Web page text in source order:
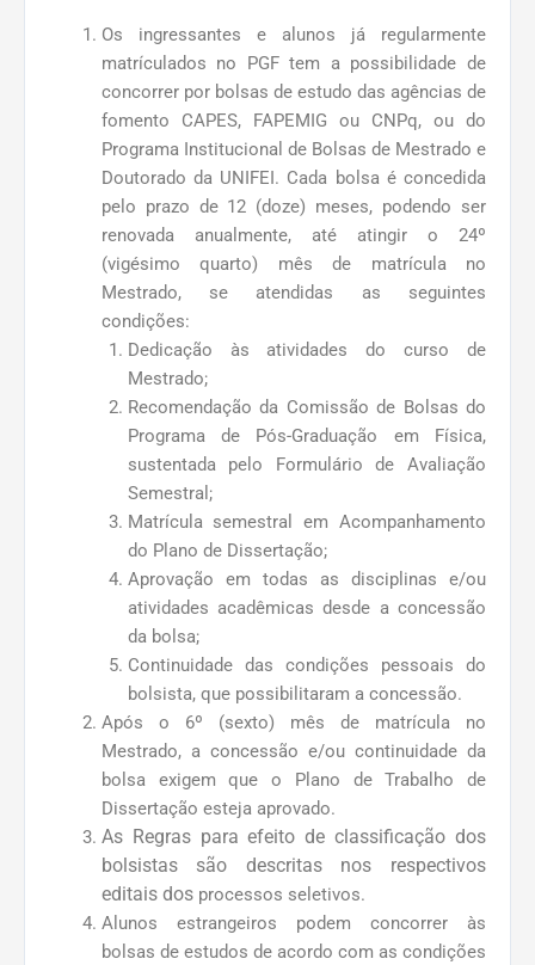
Bolsas de Estudo
Auxílio Financeiro ao Discente
Auxílio Financeiro ao Docente
Comissão de Bolsas
Bolsistas Ativos
Os ingressantes e alunos já regularmente
matrículados no PGF tem a possibilidade de
concorrer por bolsas de estudo das agências de
fomento CAPES, FAPEMIG ou CNPq, ou do
Programa Institucional de Bolsas de Mestrado e
Doutorado da UNIFEI. Cada bolsa é concedida
pelo prazo de 12 (doze) meses, podendo ser
renovada anualmente, até atingir o 24º
(vigésimo quarto) mês de matrícula no
Mestrado, se atendidas as seguintes
condições:
Dedicação às atividades do curso de
Mestrado;
Recomendação da Comissão de Bolsas do
Programa de Pós-Graduação em Física,
sustentada pelo Formulário de Avaliação
Semestral;
Matrícula semestral em Acompanhamento
do Plano de Dissertação;
Aprovação em todas as disciplinas e/ou
atividades acadêmicas desde a concessão
da bolsa;
Continuidade das condições pessoais do
bolsista, que possibilitaram a concessão.
Após o 6º (sexto) mês de matrícula no
Mestrado, a concessão e/ou continuidade da
bolsa exigem que o Plano de Trabalho de
Dissertação esteja aprovado.
As Regras para efeito de classificação dos
bolsistas são descritas nos respectivos
editais dos processos seletivos.
Alunos estrangeiros podem concorrer às
bolsas de estudos de acordo com as condições